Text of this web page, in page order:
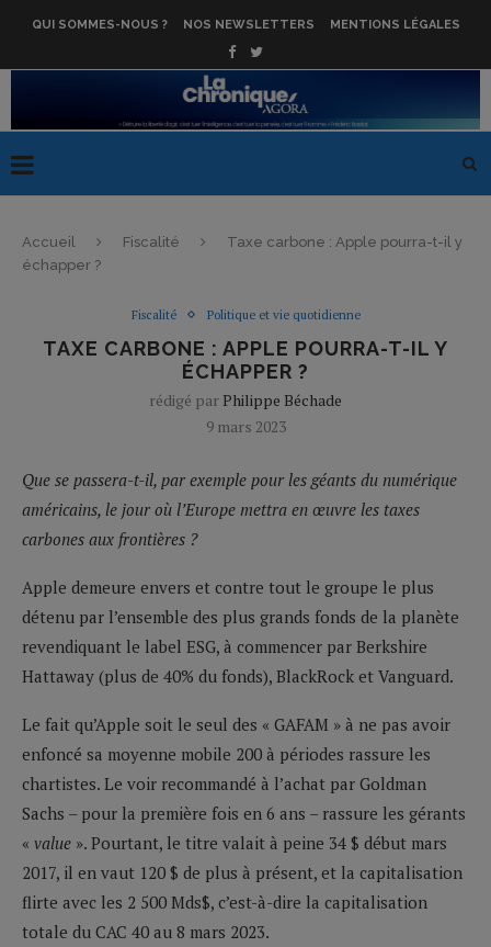
QUI SOMMES-NOUS ? NOS NEWSLETTERS MENTIONS LÉGALES
Accueil Fiscalité
Taxe carbone : Apple pourra-t-il y
échapper ?
Fiscalité Politique et vie quotidienne
TAXE CARBONE : APPLE POURRA-T-IL Y
ÉCHAPPER ?
rédigé par Philippe Béchade
9 mars 2023
Que se passera-t-il, par exemple pour les géants du numérique
américains, le jour où l’Europe mettra en œuvre les taxes
carbones aux frontières ?
Apple demeure envers et contre tout le groupe le plus
détenu par l’ensemble des plus grands fonds de la planète
revendiquant le label ESG, à commencer par Berkshire
Hattaway (plus de 40% du fonds), BlackRock et Vanguard.
Le fait qu’Apple soit le seul des « GAFAM » à ne pas avoir
enfoncé sa moyenne mobile 200 à périodes rassure les
chartistes. Le voir recommandé à l’achat par Goldman
Sachs – pour la première fois en 6 ans – rassure les gérants
« value ». Pourtant, le titre valait à peine 34 $ début mars
2017, il en vaut 120 $ de plus à présent, et la capitalisation
flirte avec les 2 500 Mds$, c’est-à-dire la capitalisation
totale du CAC 40 au 8 mars 2023.